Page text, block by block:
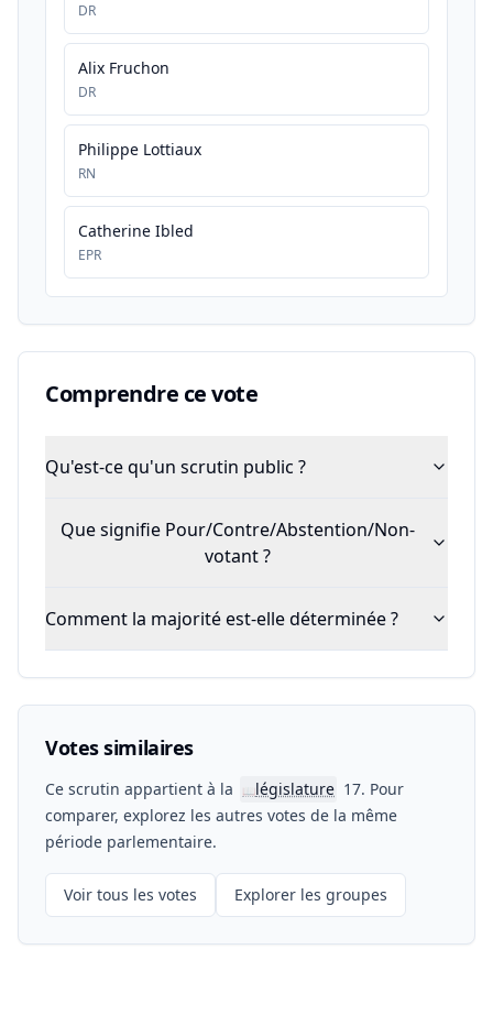
DR
Alix Fruchon
DR
Philippe Lottiaux
RN
Catherine Ibled
EPR
Comprendre ce vote
Qu'est-ce qu'un scrutin public ?
Que signifie Pour/Contre/Abstention/Non-
votant ?
Comment la majorité est-elle déterminée ?
Votes similaires
Ce scrutin appartient à la 📖législature 17. Pour
comparer, explorez les autres votes de la même
période parlementaire.
Voir tous les votes Explorer les groupes